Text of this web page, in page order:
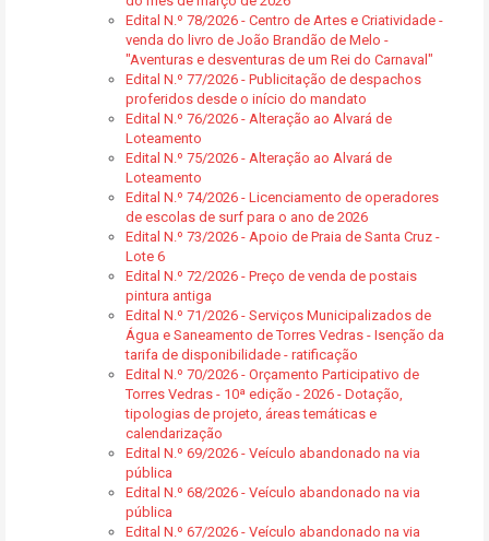
Edital N.º 78/2026 - Centro de Artes e Criatividade -
venda do livro de João Brandão de Melo -
"Aventuras e desventuras de um Rei do Carnaval"
Edital N.º 77/2026 - Publicitação de despachos
proferidos desde o início do mandato
Edital N.º 76/2026 - Alteração ao Alvará de
Loteamento
Edital N.º 75/2026 - Alteração ao Alvará de
Loteamento
Edital N.º 74/2026 - Licenciamento de operadores
de escolas de surf para o ano de 2026
Edital N.º 73/2026 - Apoio de Praia de Santa Cruz -
Lote 6
Edital N.º 72/2026 - Preço de venda de postais
pintura antiga
Edital N.º 71/2026 - Serviços Municipalizados de
Água e Saneamento de Torres Vedras - Isenção da
tarifa de disponibilidade - ratificação
Edital N.º 70/2026 - Orçamento Participativo de
Torres Vedras - 10ª edição - 2026 - Dotação,
tipologias de projeto, áreas temáticas e
calendarização
Edital N.º 69/2026 - Veículo abandonado na via
pública
Edital N.º 68/2026 - Veículo abandonado na via
pública
Edital N.º 67/2026 - Veículo abandonado na via